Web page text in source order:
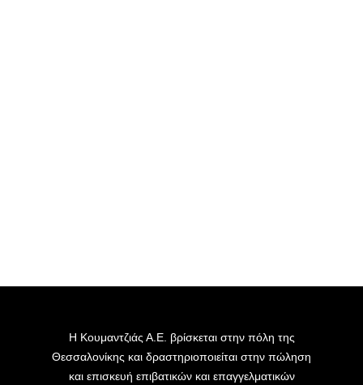
Η Κουμαντζιάς Α.Ε. βρίσκεται στην πόλη της
Θεσσαλονίκης και δραστηριοποιείται στην πώληση
και επισκευή επιβατικών και επαγγελματικών